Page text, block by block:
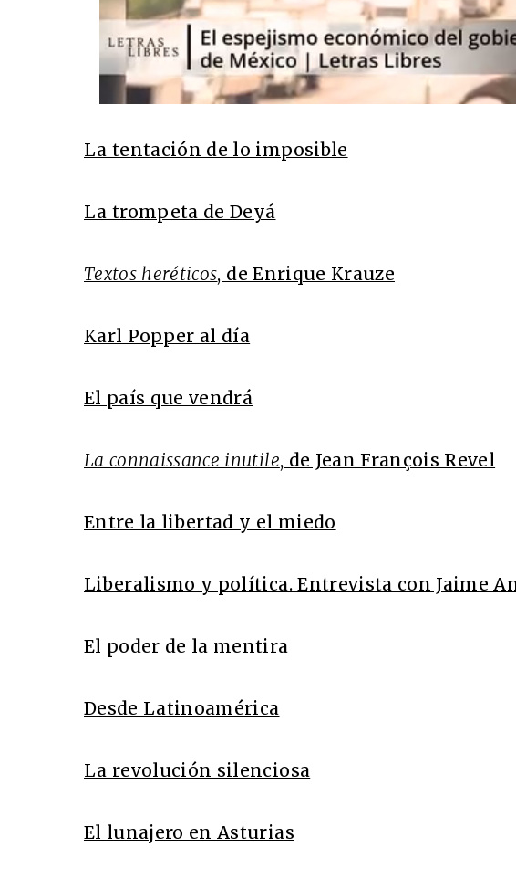
La tentación de lo imposible
La trompeta de Deyá
Textos heréticos, de Enrique Krauze
Karl Popper al día
El país que vendrá
La connaissance inutile, de Jean François Revel
Entre la libertad y el miedo
Liberalismo y política. Entrevista con Jaime
El poder de la mentira
Desde Latinoamérica
La revolución silenciosa
El lunajero en Asturias